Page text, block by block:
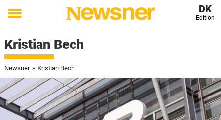
Toggle
DK
Edition
Kristian Bech
Newsner » Kristian Bech